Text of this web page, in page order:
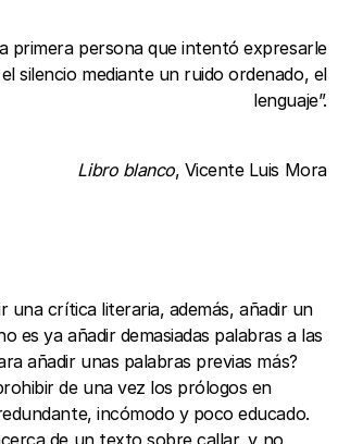
primera persona que intentó expresarle
silencio mediante un ruido ordenado, el
lenguaje”.
Libro blanco, Vicente Luis Mora
una crítica literaria, además, añadir un
es ya añadir demasiadas palabras a las
añadir unas palabras previas más?
de una vez los prólogos en
incómodo y poco educado.
de un texto sobre callar, y no